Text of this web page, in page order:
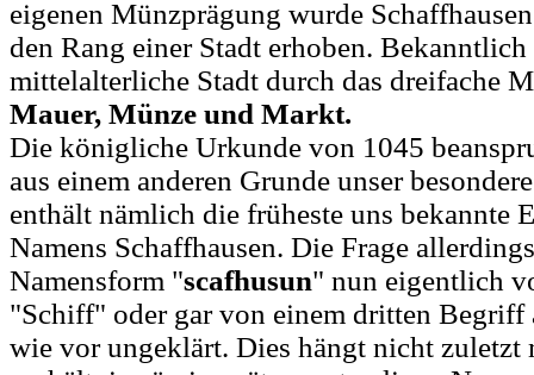
eigenen Münzprägung wurde
den Rang einer Stadt erhoben.
mittelalterliche Stadt durch das dreifache
Mauer, Münze und Markt.
Die königliche Urkunde von 1045
aus einem anderen Grunde unser
enthält nämlich die früheste uns bekannte
Namens Schaffhausen. Die Frage
Namensform "scafhusun" nun eigentlich
"Schiff" oder gar von einem dritten Begriff
wie vor ungeklärt. Dies hängt nicht zuletzt